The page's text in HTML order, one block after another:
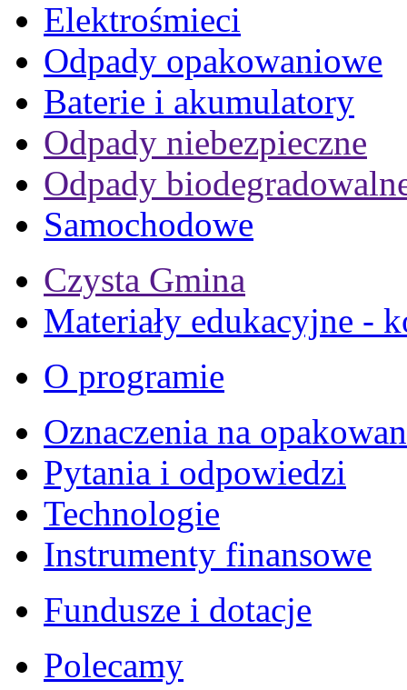
Elektrośmieci
Odpady opakowaniowe
Baterie i akumulatory
Odpady niebezpieczne
Odpady
Samochodowe
Czysta Gmina
Materiały edukacyjne -
O programie
Oznaczenia na
Pytania i odpowiedzi
Technologie
Instrumenty finansowe
Fundusze i dotacje
Polecamy